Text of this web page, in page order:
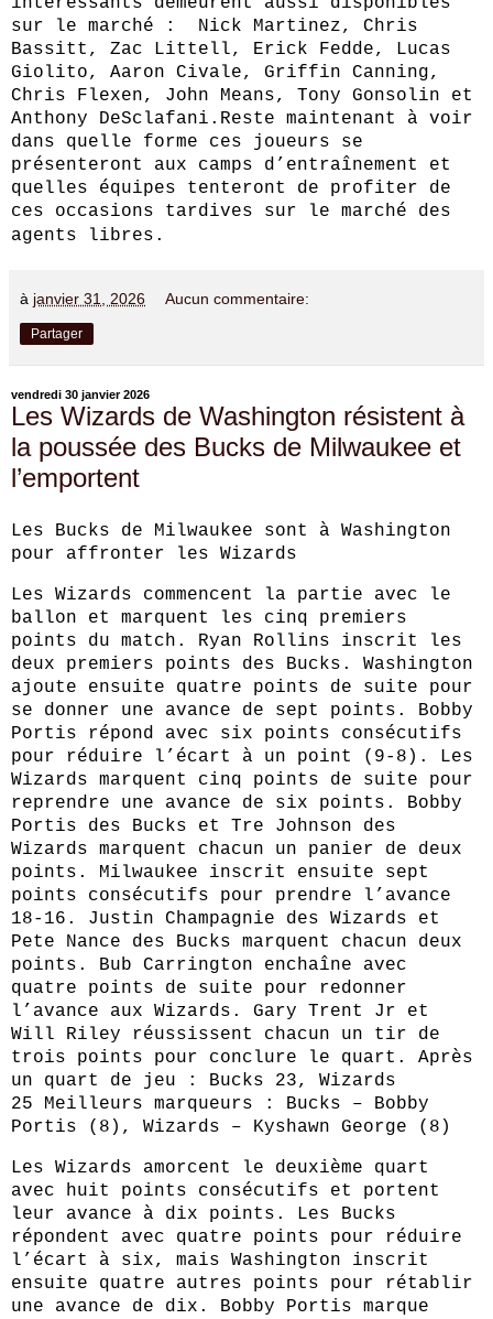
sur le marché : Nick Martinez, Chris
Bassitt, Zac Littell, Erick Fedde, Lucas
Giolito, Aaron Civale, Griffin Canning,
Chris Flexen, John Means, Tony Gonsolin et
Anthony DeSclafani.Reste maintenant à voir
dans quelle forme ces joueurs se
présenteront aux camps d’entraînement et
quelles équipes tenteront de profiter de
ces occasions tardives sur le marché des
agents libres.
à janvier 31, 2026 Aucun commentaire:
Partager
vendredi 30 janvier 2026
Les Wizards de Washington résistent à
la poussée des Bucks de Milwaukee et
l’emportent
Les Bucks de Milwaukee sont à Washington
pour affronter les Wizards
Les Wizards commencent la partie avec le
ballon et marquent les cinq premiers
points du match. Ryan Rollins inscrit les
deux premiers points des Bucks. Washington
ajoute ensuite quatre points de suite pour
se donner une avance de sept points. Bobby
Portis répond avec six points consécutifs
pour réduire l’écart à un point (9-8). Les
Wizards marquent cinq points de suite pour
reprendre une avance de six points. Bobby
Portis des Bucks et Tre Johnson des
Wizards marquent chacun un panier de deux
points. Milwaukee inscrit ensuite sept
points consécutifs pour prendre l’avance
18-16. Justin Champagnie des Wizards et
Pete Nance des Bucks marquent chacun deux
points. Bub Carrington enchaîne avec
quatre points de suite pour redonner
l’avance aux Wizards. Gary Trent Jr et
Will Riley réussissent chacun un tir de
trois points pour conclure le quart. Après
un quart de jeu : Bucks 23, Wizards
25 Meilleurs marqueurs : Bucks – Bobby
Portis (8), Wizards – Kyshawn George (8)
Les Wizards amorcent le deuxième quart
avec huit points consécutifs et portent
leur avance à dix points. Les Bucks
répondent avec quatre points pour réduire
l’écart à six, mais Washington inscrit
ensuite quatre autres points pour rétablir
une avance de dix. Bobby Portis marque